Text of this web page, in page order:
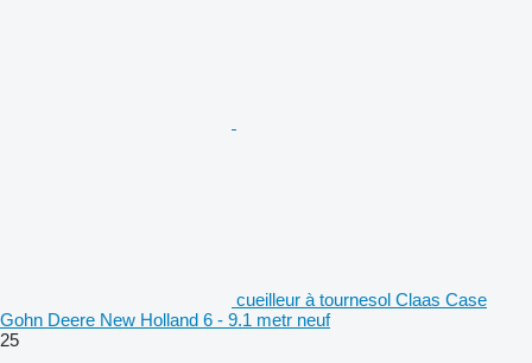
cueilleur à tournesol Claas Case
Gohn Deere New Holland 6 - 9.1 metr neuf
25